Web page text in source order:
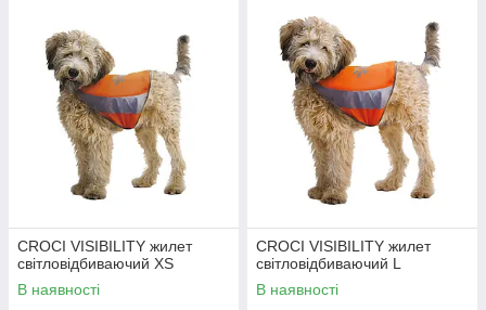
CROCI VISIBILITY жилет
світловідбиваючий XS
В наявності
CROCI VISIBILITY жилет
світловідбиваючий L
В наявності